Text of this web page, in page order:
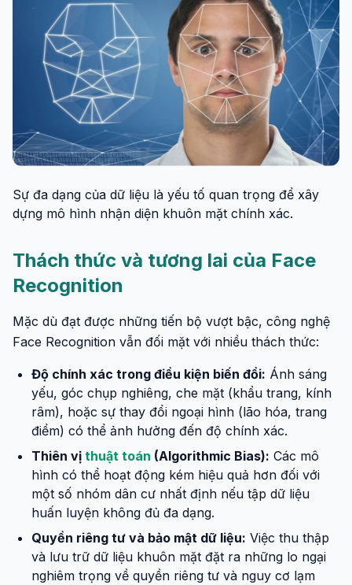
Sự đa dạng của dữ liệu là yếu tố quan trọng để xây
dựng mô hình nhận diện khuôn mặt chính xác.
Thách thức và tương lai của Face
Recognition
Mặc dù đạt được những tiến bộ vượt bậc, công nghệ
Face Recognition vẫn đối mặt với nhiều thách thức:
Độ chính xác trong điều kiện biến đổi: Ánh sáng
yếu, góc chụp nghiêng, che mặt (khẩu trang, kính
râm), hoặc sự thay đổi ngoại hình (lão hóa, trang
điểm) có thể ảnh hưởng đến độ chính xác.
Thiên vị thuật toán (Algorithmic Bias): Các mô
hình có thể hoạt động kém hiệu quả hơn đối với
một số nhóm dân cư nhất định nếu tập dữ liệu
huấn luyện không đủ đa dạng.
Quyền riêng tư và bảo mật dữ liệu: Việc thu thập
và lưu trữ dữ liệu khuôn mặt đặt ra những lo ngại
nghiêm trọng về quyền riêng tư và nguy cơ lạm